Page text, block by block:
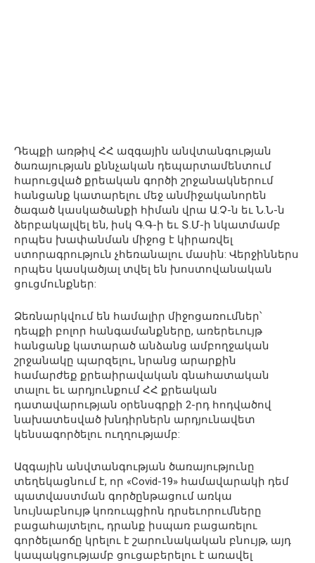
Դեպքի առթիվ ՀՀ ազգային անվտանգության
ծառայության քննչական դեպարտամենտում
հարուցված քրեական գործի շրջանակներում
հանցանք կատարելու մեջ անմիջականորեն
ծագած կասկածանքի հիման վրա Ա.Չ-ն եւ Ն.Ն-ն
ձերբակալվել են, իսկ Գ.Գ-ի եւ Տ.Մ-ի նկատմամբ
որպես խափանման միջոց է կիրառվել
ստորագրություն չհեռանալու մասին: Վերջիններս
որպես կասկածյալ տվել են խոստովանական
ցուցմունքներ:
Ձեռնարկվում են համալիր միջոցառումներ՝
դեպքի բոլոր հանգամանքները, առերեւույթ
հանցանք կատարած անձանց ամբողջական
շրջանակը պարզելու, նրանց արարքին
համարժեք քրեաիրավական գնահատական
տալու եւ արդյունքում ՀՀ քրեական
դատավարության օրենսգրքի 2-րդ հոդվածով
նախատեսված խնդիրներն արդյունավետ
կենսագործելու ուղղությամբ:
Ազգային անվտանգության ծառայությունը
տեղեկացնում է, որ «Covid-19» համավարակի դեմ
պատվաստման գործընթացում առկա
նույնաբնույթ կոռուպցիոն դրսեւորումները
բացահայտելու, դրանք իսպառ բացառելու
գործելաոճը կրելու է շարունակական բնույթ, այդ
կապակցությամբ ցուցաբերելու է առավել